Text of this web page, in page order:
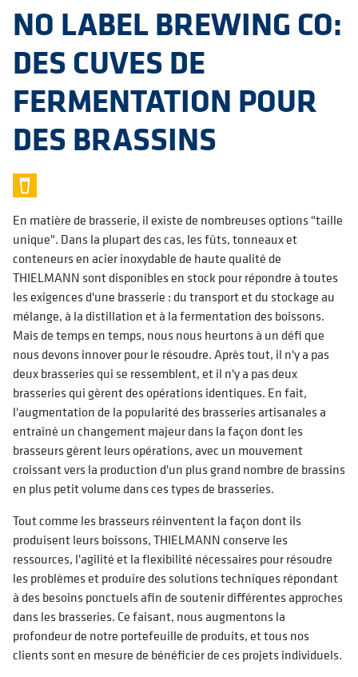
NO LABEL BREWING CO:
DES CUVES DE
FERMENTATION POUR
DES BRASSINS
En matière de brasserie, il existe de nombreuses options "taille
unique". Dans la plupart des cas, les fûts, tonneaux et
conteneurs en acier inoxydable de haute qualité de
THIELMANN sont disponibles en stock pour répondre à toutes
les exigences d'une brasserie : du transport et du stockage au
mélange, à la distillation et à la fermentation des boissons.
Mais de temps en temps, nous nous heurtons à un défi que
nous devons innover pour le résoudre. Après tout, il n'y a pas
deux brasseries qui se ressemblent, et il n'y a pas deux
brasseries qui gèrent des opérations identiques. En fait,
l'augmentation de la popularité des brasseries artisanales a
entraîné un changement majeur dans la façon dont les
brasseurs gèrent leurs opérations, avec un mouvement
croissant vers la production d'un plus grand nombre de brassins
en plus petit volume dans ces types de brasseries.
Tout comme les brasseurs réinventent la façon dont ils
produisent leurs boissons, THIELMANN conserve les
ressources, l'agilité et la flexibilité nécessaires pour résoudre
les problèmes et produire des solutions techniques répondant
à des besoins ponctuels afin de soutenir différentes approches
dans les brasseries. Ce faisant, nous augmentons la
profondeur de notre portefeuille de produits, et tous nos
clients sont en mesure de bénéficier de ces projets individuels.